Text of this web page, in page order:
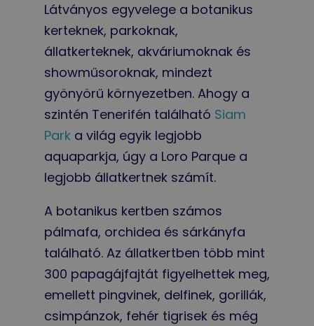
Látványos egyvelege a botanikus
kerteknek, parkoknak,
állatkerteknek, akváriumoknak és
showműsoroknak, mindezt
gyönyörű környezetben. Ahogy a
szintén Tenerifén található Siam
Parka világ egyik legjobb
aquaparkja, úgy a Loro Parque a
legjobb állatkertnek számít.
A botanikus kertben számos
pálmafa, orchidea és sárkányfa
található. Az állatkertben több mint
300 papagájfajtát figyelhettek meg,
emellett pingvinek, delfinek, gorillák,
csimpánzok, fehér tigrisek és még